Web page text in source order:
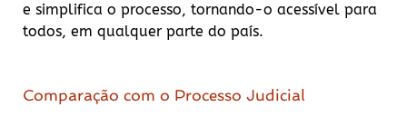
e simplifica o processo, tornando-o acessível para
todos, em qualquer parte do país.
Comparação com o Processo Judicial